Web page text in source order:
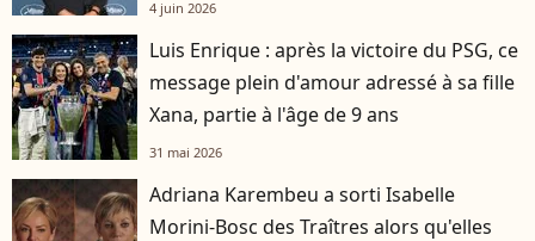
4 juin 2026
Luis Enrique : après la victoire du PSG, ce
message plein d'amour adressé à sa fille
Xana, partie à l'âge de 9 ans
31 mai 2026
Adriana Karembeu a sorti Isabelle
Morini-Bosc des Traîtres alors qu'elles